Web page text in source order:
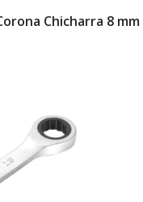
Chicharra 8